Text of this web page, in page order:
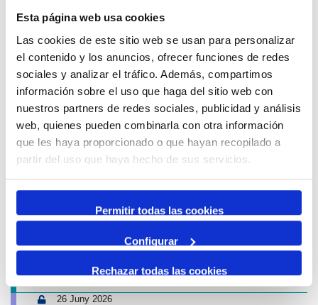
Esta página web usa cookies
Las cookies de este sitio web se usan para personalizar
el contenido y los anuncios, ofrecer funciones de redes
sociales y analizar el tráfico. Además, compartimos
información sobre el uso que haga del sitio web con
nuestros partners de redes sociales, publicidad y análisis
web, quienes pueden combinarla con otra información
que les haya proporcionado o que hayan recopilado a
partir del uso que haya hecho de sus servicios.
Permitir todas las cookies
Configurar
Rechazar todas las cookies
Avís de circulació
12 Agost 2026
13 Agost 2026
16:00-01:00
Tancament accés Km 0| Eclipsi solar
Propers esdeveniments Port i Ciutat
4 Juliol 2026
13 Setembre 2026
23 Agost 2026
26 Juny 2026